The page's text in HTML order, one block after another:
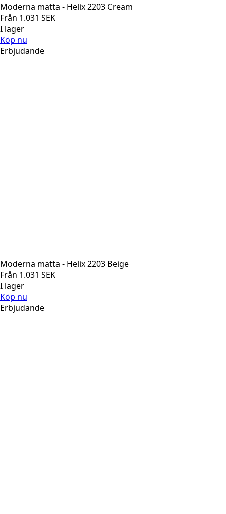
Moderna matta - Helix 2203 Cream
Från 1.031 SEK
I lager
Köp nu
Erbjudande
Moderna matta - Helix 2203 Beige
Från 1.031 SEK
I lager
Köp nu
Erbjudande